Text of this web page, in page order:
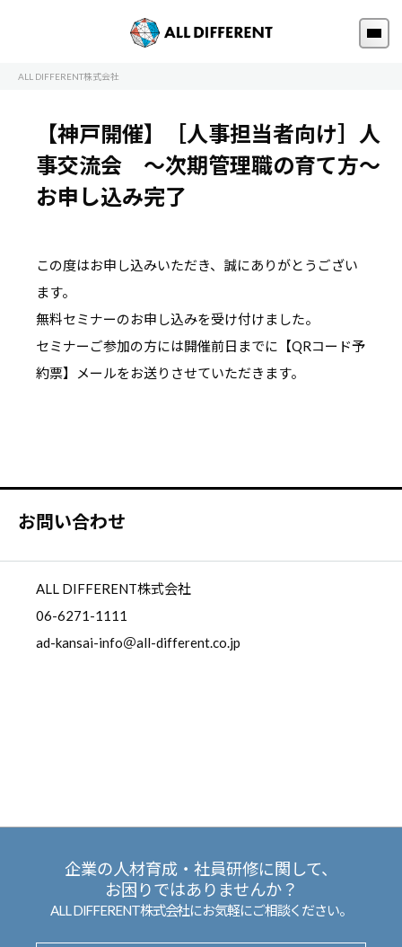
ALL DIFFERENT株式会社
【神戸開催】［人事担当者向け］ 人
事交流会 ～次期管理職の育て方～
お申し込み完了
この度はお申し込みいただき、誠にありがとうござい
ます。
無料セミナーのお申し込みを受け付けました。
セミナーご参加の方には開催前日までに【QRコード予
約票】メールをお送りさせていただきます。
お問い合わせ
ALL DIFFERENT株式会社
06-6271-1111
ad-kansai-info＠all-different.co.jp
企業の人材育成・社員研修に関して、
お困りではありませんか？
ALL DIFFERENT株式会社にお気軽にご相談ください。